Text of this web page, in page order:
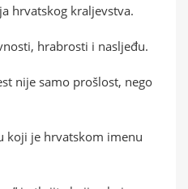
hrvatskog kraljevstva.
hrabrosti i nasljeđu.
nije samo prošlost, nego
koji je hrvatskom imenu